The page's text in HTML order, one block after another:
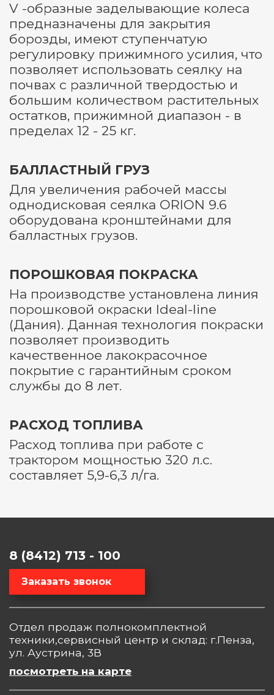
V -образные заделывающие колеса
предназначены для закрытия
борозды, имеют ступенчатую
регулировку прижимного усилия, что
позволяет использовать сеялку на
почвах с различной твердостью и
большим количеством растительных
остатков, прижимной диапазон - в
пределах 12 - 25 кг.
БАЛЛАСТНЫЙ ГРУЗ
Для увеличения рабочей массы
однодисковая сеялка ORION 9.6
оборудована кронштейнами для
балластных грузов.
ПОРОШКОВАЯ ПОКРАСКА
На производстве установлена линия
порошковой окраски Ideal-line
(Дания). Данная технология покраски
позволяет производить
качественное лакокрасочное
покрытие с гарантийным сроком
службы до 8 лет.
РАСХОД ТОПЛИВА
Расход топлива при работе с
трактором мощностью 320 л.с.
составляет 5,9-6,3 л/га.
8 (8412) 713 - 100
Заказать звонок
Отдел продаж полнокомплектной
техники,сервисный центр и склад: г.Пенза,
ул. Аустрина, 3В
посмотреть на карте